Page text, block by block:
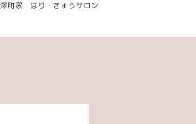
町家 はり・きゅうサロン